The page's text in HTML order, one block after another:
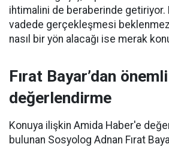
ihtimalini de beraberinde getiriyor.
vadede gerçekleşmesi
nasıl bir yön alacağı ise merak
Fırat Bayar’dan önemli
değerlendirme
Konuya ilişkin Amida Haber'e
bulunan Sosyolog Adnan Fırat